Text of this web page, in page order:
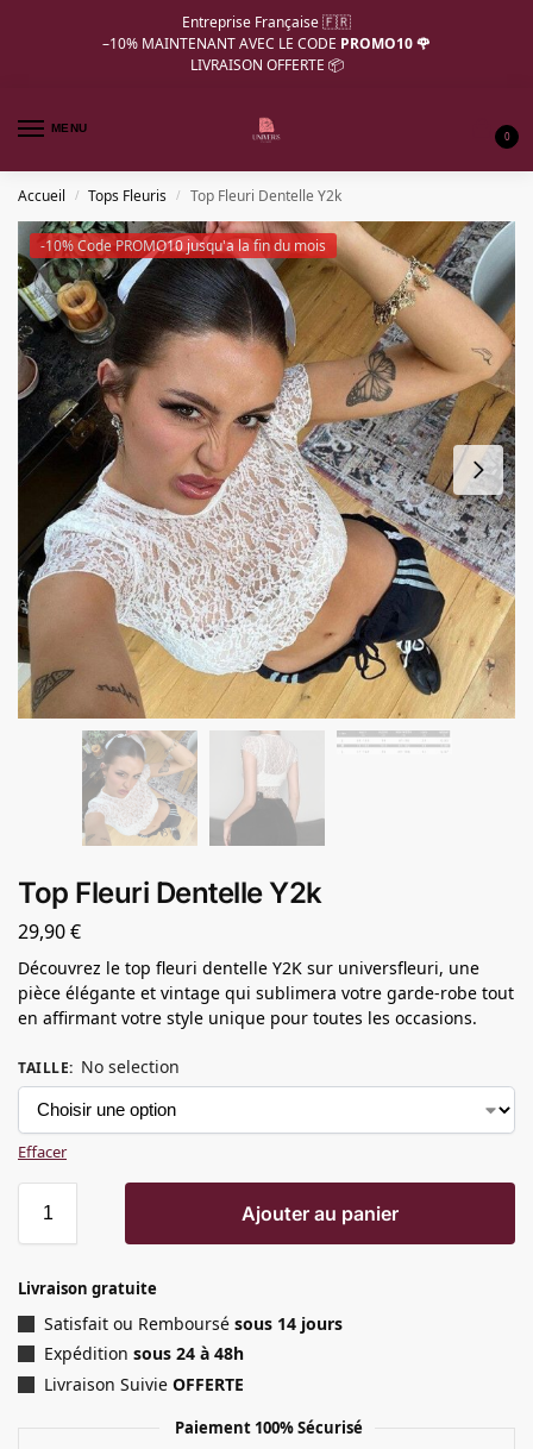
Entreprise Française 🇫🇷
–10% MAINTENANT AVEC LE CODE PROMO10 🌹
LIVRAISON OFFERTE 📦
MENU
0
Accueil / Tops Fleuris / Top Fleuri Dentelle Y2k
-10% Code PROMO10 jusqu'a la fin du mois
Top Fleuri Dentelle Y2k
29,90€
Découvrez le top fleuri dentelle Y2K sur universfleuri, une
pièce élégante et vintage qui sublimera votre garde-robe tout
en affirmant votre style unique pour toutes les occasions.
TAILLE: No selection
Effacer
Ajouter au panier
Livraison gratuite
Satisfait ou Remboursé sous 14 jours
Expédition sous 24 à 48h
Livraison Suivie OFFERTE
Paiement 100% Sécurisé